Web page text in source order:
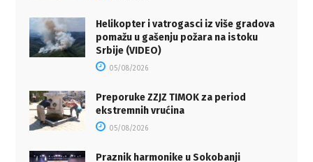
Helikopter i vatrogasci iz više gradova
pomažu u gašenju požara na istoku
Srbije (VIDEO)
05/08/2026
Preporuke ZZJZ TIMOK za period
ekstremnih vrućina
05/08/2026
Praznik harmonike u Sokobanji